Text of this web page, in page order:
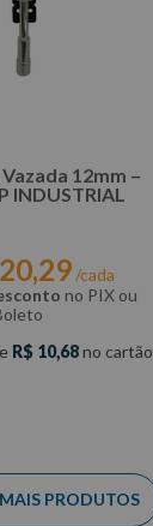
12mm –
INDUSTRIAL
20,29/cada
no PIX ou
R$ 10,68no cartão